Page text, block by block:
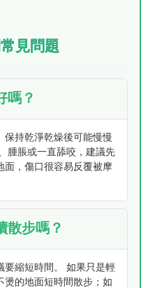
見問題
嗎？
保持乾淨乾燥後可能慢慢
腫脹或一直舔咬，建議先
面，傷口很容易反覆被摩
散步嗎？
要縮短時間。 如果只是輕
燙的地面短時間散步；如